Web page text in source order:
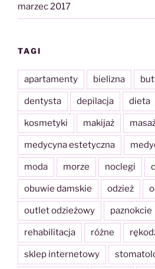
marzec 2017
TAGI
apartamenty bielizna
dentysta depilacja dieta
kosmetyki makijaż
medycyna estetyczna
moda morze noclegi
obuwie damskie odzież
outlet odzieżowy paznokcie
rehabilitacja różne
sklep internetowy